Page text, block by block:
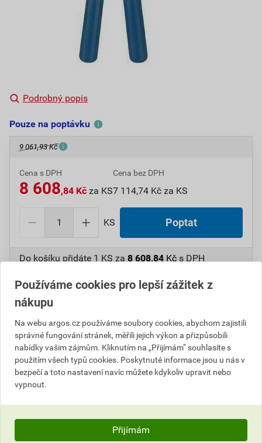
Podrobný popis
Pouze na poptávku
9 061,93 Kč
Cena s DPH
8 608,84 Kč za KS
Cena bez DPH
7 114,74 Kč za KS
KS Poptat
Do košíku přidáte 1 KS za 8 608,84 Kč s DPH
Číslo položky:
Výrobky značky:
Popis
GPH PN 26T Nůžky pákové dvouruční pro Al,Cu
Informace o ceně
Používáme cookies pro lepší zážitek z
nákupu
Na webu argos.cz používáme soubory cookies, abychom zajistili
správné fungování stránek, měřili jejich výkon a přizpůsobili
nabídky vašim zájmům. Kliknutím na „Přijímám“ souhlasíte s
použitím všech typů cookies. Poskytnuté informace jsou u nás v
bezpečí a toto nastavení navíc můžete kdykoliv upravit nebo
vypnout.
Přijímám